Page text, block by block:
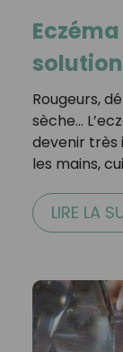
Rougeurs,
sèche…
devenir très
les mains,
LIRE LA